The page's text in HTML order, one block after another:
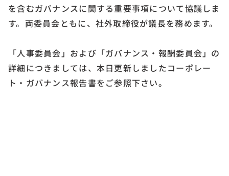
を含むガバナンスに関する重要事項について協議しま
す。両委員会ともに、社外取締役が議長を務めます。
「人事委員会」および「ガバナンス・報酬委員会」の
詳細につきましては、本日更新しましたコーポレー
ト・ガバナンス報告書をご参照下さい。